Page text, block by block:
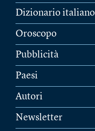
Dizionario italiano
Oroscopo
Pubblicità
Paesi
Autori
Newsletter